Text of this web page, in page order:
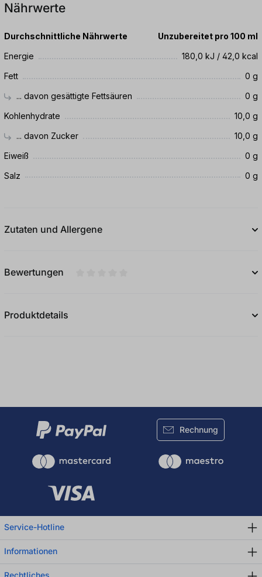
Nährwerte
Durchschnittliche Nährwerte
Unzubereitet pro 100 ml
Energie
180,0 kJ / 42,0 kcal
Fett
0 g
... davon gesättigte Fettsäuren
0 g
Kohlenhydrate
10,0 g
... davon Zucker
10,0 g
Eiweiß
0 g
Salz
0 g
Zutaten und Allergene
Bewertungen
Produktdetails
Rechnung
Service-Hotline
Informationen